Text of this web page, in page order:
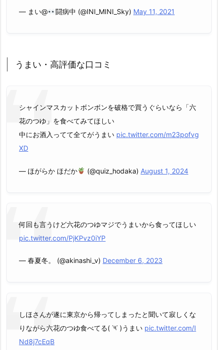
— まい@ 闘病中 (@INI_MINI_Sky) May 11, 2021
うまい・高評価な口コミ
シャインマスカットボンボンを破格で買うぐらいなら「六
花のつゆ」を食べてみてほしい
中にお酒入ってて全てがうまい pic.twitter.com/m23pofvg
XD
— ほがらか ほだか (@quiz_hodaka) August 1, 2024
何回も言うけど六花のつゆマジでうまいから食ってほしい
pic.twitter.com/PjKPvz0iYP
— 春夏冬。 (@akinashi_v) December 6, 2023
しほさんが遂に東京から帰ってしまったと聞いて寂しくな
りながら六花のつゆ食べてる( ˙༥˙ )うまい pic.twitter.com/I
Nd8j7cEqB